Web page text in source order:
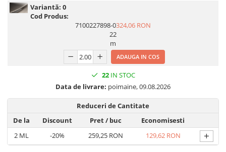
Print format mare
Benzi adezive
Benzi antiderapante
Variantă: 0
Cod Produs:
7100227898-0324,06 RON
22
m
ADAUGA IN COS
22IN STOC
Data de livrare: poimaine, 09.08.2026
Reduceri de Cantitate
De la
Discount Pret/ buc
Economisesti
2ML -20% 259,25 RON 129,62 RON +